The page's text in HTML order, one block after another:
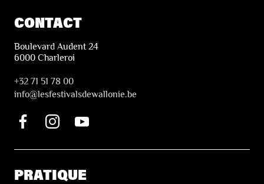
CONTACT
Boulevard Audent 24
6000 Charleroi
+32 71 51 78 00
info@lesfestivalsdewallonie.be
PRATIQUE